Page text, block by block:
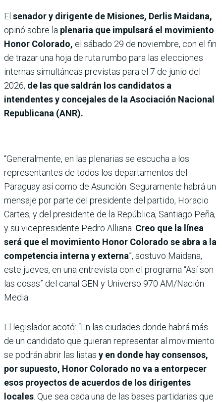
El senador y dirigente de Misiones, Derlis Maidana,
opinó sobre la plenaria que impulsará el movimiento
Honor Colorado, el sábado 29 de noviembre, con el fin
de trazar una hoja de ruta rumbo para las elecciones
internas simultáneas previstas para el 7 de junio del
2026, de las que saldrán los candidatos a
intendentes y concejales de la Asociación Nacional
Republicana (ANR).
“Generalmente, en las plenarias se escucha a los
representantes de todos los departamentos del
Paraguay así como de Asunción. Seguramente habrá un
mensaje por parte del presidente del partido, Horacio
Cartes, y del presidente de la República, Santiago Peña,
y su vicepresidente Pedro Alliana. Creo que la línea
será que el movimiento Honor Colorado se abra a la
competencia interna y externa”, sostuvo Maidana,
este jueves, en una entrevista con el programa “Así son
las cosas” del canal GEN y Universo 970 AM/Nación
Media.
El legislador acotó: “En las ciudades donde habrá más
de un candidato que quieran representar al movimiento
se podrán abrir las listas y en donde hay consensos,
por supuesto, Honor Colorado no va a entorpecer
esos proyectos de acuerdos de los dirigentes
locales . Que sea cada una de las bases partidarias que